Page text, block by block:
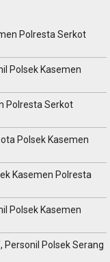
Polresta Serkot
Polsek Kasemen
Polresta Serkot
Polsek Kasemen
Kasemen Polresta
Polsek Kasemen
Polsek Serang